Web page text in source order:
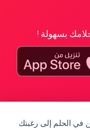
بسهولة !
في الحلم إلى رغبتك